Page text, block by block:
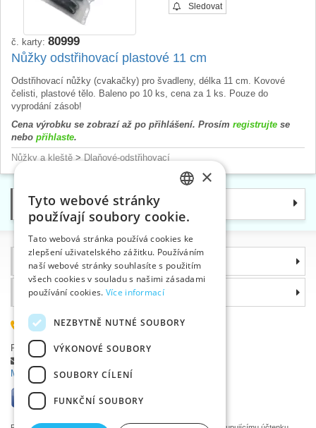
Sledovat
č. karty: 80999
Nůžky odstřihovací plastové 11 cm
Odstřihovací nůžky (cvakačky) pro švadleny, délka 11 cm. Kovové
čelisti, plastové tělo. Baleno po 10 ks, cena za 1 ks. Pouze do
vyprodání zásob!
Cena výrobku se zobrazí až po přihlášení. Prosím registrujte se
nebo přihlaste.
Nůžky a kleště > Dlaňové-odstřihovací
Kategorie
Informace
Proč si zvolit právě nás
585 051 217
Plzeňská 868, 783 91 Uničov, Česká republika
Položit dotaz
Máte problémy s přihlášením ?
ENGLISH
GERMAN
×
Tyto webové stránky
používají soubory cookie.
Tato webová stránka používá cookies ke
zlepšení uživatelského zážitku. Používáním
naší webové stránky souhlasíte s použitím
všech cookies v souladu s našimi zásadami
používání cookies. Více informací
NEZBYTNĚ NUTNÉ SOUBORY
VÝKONOVÉ SOUBORY
SOUBORY CÍLENÍ
FUNKČNÍ SOUBORY